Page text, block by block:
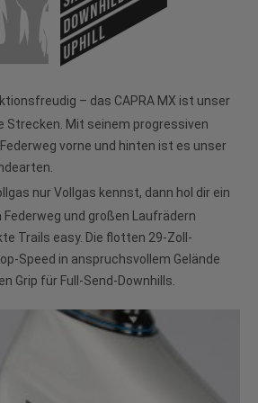
UPHILL
– das CAPRA MX ist unser
Strecken. Mit seinem progressiven
vorne und hinten ist es unser
nur Vollgas kennst, dann hol dir ein
Federweg und großen Laufrädern
Trails easy. Die flotten 29-Zoll-
Speed in anspruchsvollem Gelände
Grip für Full-Send-Downhills.